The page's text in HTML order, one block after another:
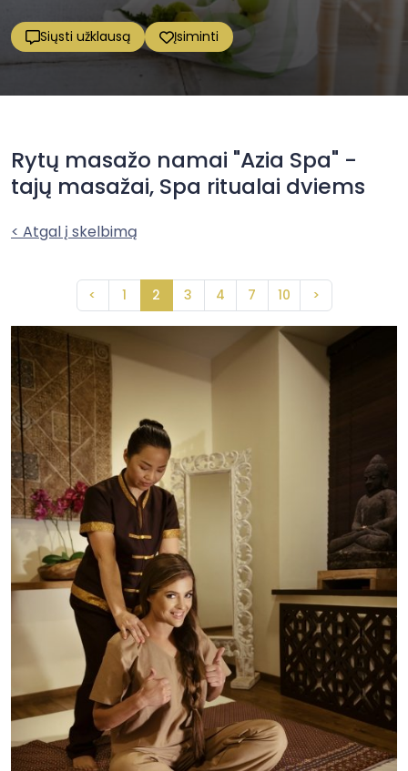
Siųsti užklausą Įsiminti
Rytų masažo namai "Azia Spa" -
tajų masažai, Spa ritualai dviems
< Atgal į skelbimą
< 1 2 3 4 7 10 >